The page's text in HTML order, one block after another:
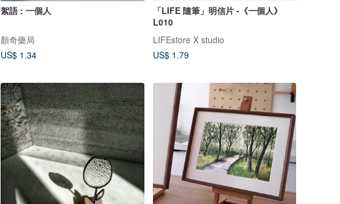
絮語 : 一個人
顏奇藥局
US$ 1.34
「LIFE 隨筆」明信片 -《一個人》
L010
LIFEstore X studio
US$ 1.79